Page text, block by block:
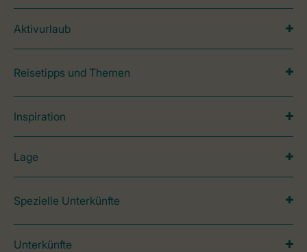
Aktivurlaub
Reisetipps und Themen
Inspiration
Lage
Spezielle Unterkünfte
Unterkünfte